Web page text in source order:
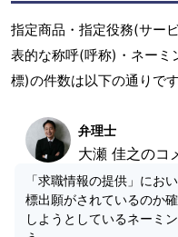
指定商品・指定役務(サー
表的な称呼(呼称)・ネーミ
標)の件数は以下の通りです
弁理士
大瀬 佳之のコ
「求職情報の提供」にお
標出願がされているのか
しようとしているネーミ